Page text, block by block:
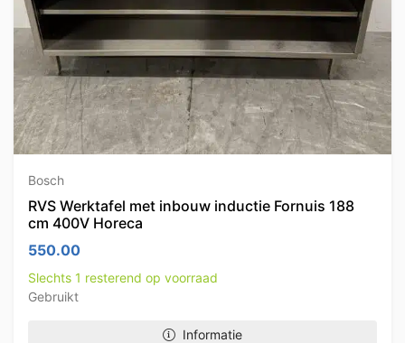
Bosch
RVS Werktafel met inbouw inductie Fornuis 188
cm 400V Horeca
550.00
Slechts 1 resterend op voorraad
Gebruikt
Informatie